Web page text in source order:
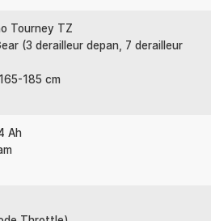
Tourney TZ
(3 derailleur depan, 7 derailleur
185 cm
Ah